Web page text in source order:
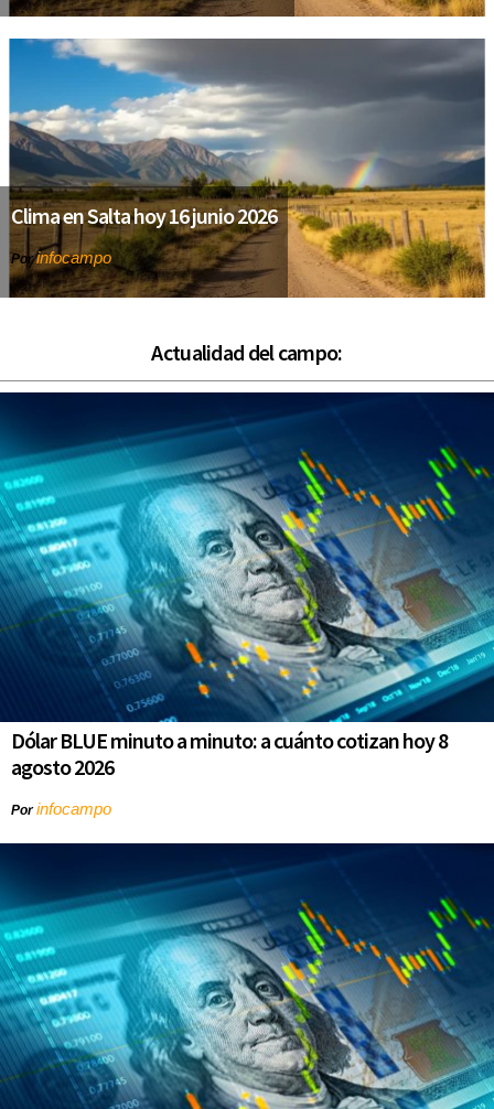
Clima en Salta hoy 16 junio 2026
Porinfocampo
Actualidad del campo:
Dólar BLUE minuto a minuto: a cuánto cotizan hoy 8
agosto 2026
Porinfocampo